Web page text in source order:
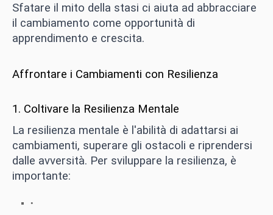
Sfatare il mito della stasi ci aiuta ad abbracciare
il cambiamento come opportunità di
apprendimento e crescita.
Affrontare i Cambiamenti con Resilienza
1. Coltivare la Resilienza Mentale
La resilienza mentale è l'abilità di adattarsi ai
cambiamenti, superare gli ostacoli e riprendersi
dalle avversità. Per sviluppare la resilienza, è
importante: